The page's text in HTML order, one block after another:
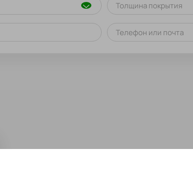
Толщина покрытия
Телефон или почта